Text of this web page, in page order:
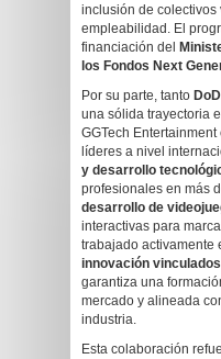
inclusión de
empleabilidad. El
financiación del
los Fondos Next
Por su parte, tanto
una sólida trayectoria
GGTech
líderes a nivel
y desarrollo
profesionales en más
desarrollo de
interactivas para
trabajado activamente
innovación
garantiza una
mercado y alineada
industria.
Esta colaboración